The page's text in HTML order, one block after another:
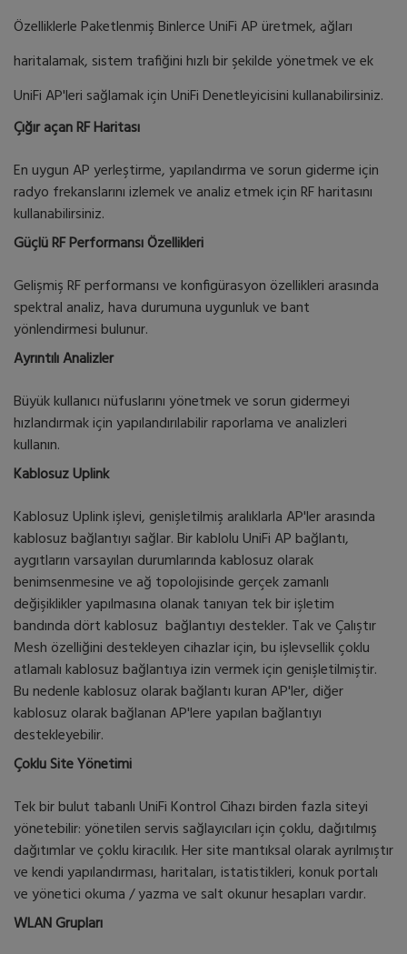
Özelliklerle Paketlenmiş Binlerce UniFi AP üretmek, ağları
haritalamak, sistem trafiğini hızlı bir şekilde yönetmek ve ek
UniFi AP'leri sağlamak için UniFi Denetleyicisini kullanabilirsiniz.
Çığır açan RF Haritası
En uygun AP yerleştirme, yapılandırma ve sorun giderme için
radyo frekanslarını izlemek ve analiz etmek için RF haritasını
kullanabilirsiniz.
Güçlü RF Performansı Özellikleri
Gelişmiş RF performansı ve konfigürasyon özellikleri arasında
spektral analiz, hava durumuna uygunluk ve bant
yönlendirmesi bulunur.
Ayrıntılı Analizler
Büyük kullanıcı nüfuslarını yönetmek ve sorun gidermeyi
hızlandırmak için yapılandırılabilir raporlama ve analizleri
kullanın.
Kablosuz Uplink
Kablosuz Uplink işlevi, genişletilmiş aralıklarla AP'ler arasında
kablosuz bağlantıyı sağlar. Bir kablolu UniFi AP bağlantı,
aygıtların varsayılan durumlarında kablosuz olarak
benimsenmesine ve ağ topolojisinde gerçek zamanlı
değişiklikler yapılmasına olanak tanıyan tek bir işletim
bandında dört kablosuz bağlantıyı destekler. Tak ve Çalıştır
Mesh özelliğini destekleyen cihazlar için, bu işlevsellik çoklu
atlamalı kablosuz bağlantıya izin vermek için genişletilmiştir.
Bu nedenle kablosuz olarak bağlantı kuran AP'ler, diğer
kablosuz olarak bağlanan AP'lere yapılan bağlantıyı
destekleyebilir.
Çoklu Site Yönetimi
Tek bir bulut tabanlı UniFi Kontrol Cihazı birden fazla siteyi
yönetebilir: yönetilen servis sağlayıcıları için çoklu, dağıtılmış
dağıtımlar ve çoklu kiracılık. Her site mantıksal olarak ayrılmıştır
ve kendi yapılandırması, haritaları, istatistikleri, konuk portalı
ve yönetici okuma / yazma ve salt okunur hesapları vardır.
WLAN Grupları